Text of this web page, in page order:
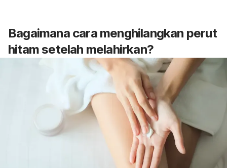
Bagaimana cara menghilangkan perut
hitam setelah melahirkan?